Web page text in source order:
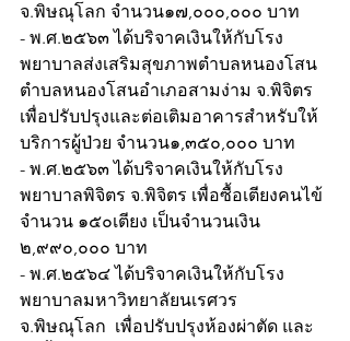
จ.พิษณุโลก จำนวน๑๗,๐๐๐,๐๐๐ บาท
- พ.ศ.๒๕๖๓ ได้บริจาคเงินให้กับโรง
พยาบาลส่งเสริมสุขภาพตำบลหนองโสน
ตำบลหนองโสนอำเภอสามง่าม จ.พิจิตร
เพื่อปรับปรุงและต่อเติมอาคารสำหรับให้
บริการผู้ป่วย จำนวน๑,๓๕๐,๐๐๐ บาท
- พ.ศ.๒๕๖๓ ได้บริจาคเงินให้กับโรง
พยาบาลพิจิตร จ.พิจิตร เพื่อซื้อเตียงคนไข้
จำนวน ๑๕๐เตียง เป็นจำนวนเงิน
๒,๙๙๐,๐๐๐ บาท
- พ.ศ.๒๕๖๔ ได้บริจาคเงินให้กับโรง
พยาบาลมหาวิทยาลัยนเรศวร
จ.พิษณุโลก  เพื่อปรับปรุงห้องผ่าตัด และ